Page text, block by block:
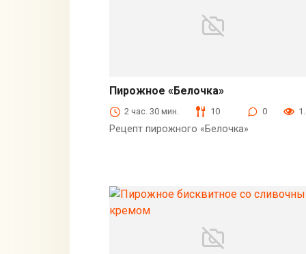
Пирожное «Белочка»
2 час. 30 мин. 10 0
Рецепт пирожного «Белочка»